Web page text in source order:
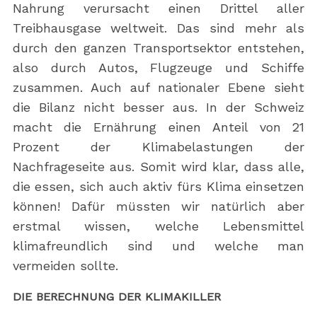
Nahrung verursacht einen Drittel aller
Treibhausgase weltweit. Das sind mehr als
durch den ganzen Transportsektor entstehen,
also durch Autos, Flugzeuge und Schiffe
zusammen. Auch auf nationaler Ebene sieht
die Bilanz nicht besser aus. In der Schweiz
macht die Ernährung einen Anteil von 21
Prozent der Klimabelastungen der
Nachfrageseite aus. Somit wird klar, dass alle,
die essen, sich auch aktiv fürs Klima einsetzen
können! Dafür müssten wir natürlich aber
erstmal wissen, welche Lebensmittel
klimafreundlich sind und welche man
vermeiden sollte.
DIE BERECHNUNG DER KLIMAKILLER